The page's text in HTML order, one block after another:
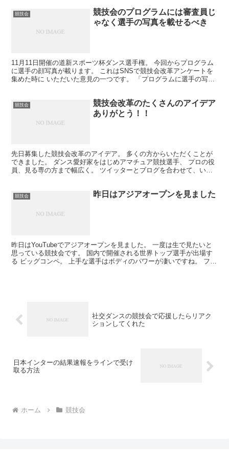
競技会
競技会のプログラムには審査員じ
ゃなく選手の写真を載せるべき
11月11日開催の道新スポーツ杯ダンス選手権。 今回からプログラム
に選手の顔写真が載ります。 これはSNSで競技会改革アンケートを
集めた時に いただいた意見の一つです。 「プログラムに選手の写真
競技会
競技会改革のたくさんのアイデア
ありがとう！！
先日募集した競技会改革のアイデア。 多くの方からいただくことが
できました。 ダンス愛好家をはじめアマチュア競技選手、 プロの役
員、見る専の方まで幅広く。 ツイッターとブログを合わせて、いた
競技会 昨日はアジアオープンを見ました
昨日はYouTubeでアジアオープンを見ました。 一度は生で見たいと
思っている競技会です。 国内で開催される世界トップ選手が出場す
る ビッグコンペ。 上手な選手はボディのパワーが凄いですね。 フィ
社交ダンスの競技会で応援したらリアク
ションしてくれた
日本インターの結果速報をラインで受け
取る方法
ホーム 競技会